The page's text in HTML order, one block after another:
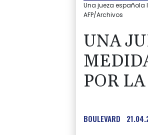
Una jueza
AFP/Archivos
UNA
POR
BOULEVARD